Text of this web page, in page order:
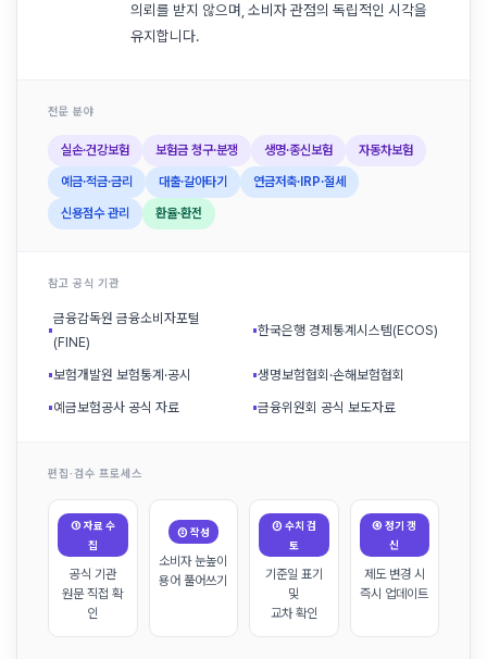
의뢰를 받지 않으며, 소비자 관점의 독립적인 시각을
유지합니다.
전문 분야
실손·건강보험 보험금 청구·분쟁 생명·종신보험 자동차보험
예금·적금·금리 대출·갈아타기 연금저축·IRP·절세
신용점수 관리 환율·환전
참고 공식 기관
▪
금융감독원 금융소비자포털
(FINE)
▪한국은행 경제통계시스템(ECOS)
▪보험개발원 보험통계·공시 ▪생명보험협회·손해보험협회
▪예금보험공사 공식 자료 ▪금융위원회 공식 보도자료
편집·검수 프로세스
① 자료 수
집
공식 기관
원문 직접 확
인
② 작성
소비자 눈높이
용어 풀어쓰기
③ 수치 검
토
기준일 표기
및
교차 확인
④ 정기 갱
신
제도 변경 시
즉시 업데이트